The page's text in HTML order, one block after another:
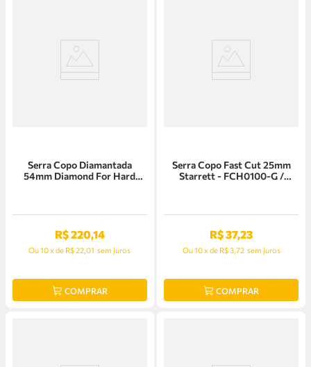
Serra Copo Diamantada
54mm Diamond For Hard
R$220,14
Ou10xde R$ 22,01 sem juros
COMPRAR
Serra Copo Fast Cut 25mm
Starrett - FCH0100-G /
R$37,23
Ou10xde R$ 3,72 sem juros
COMPRAR